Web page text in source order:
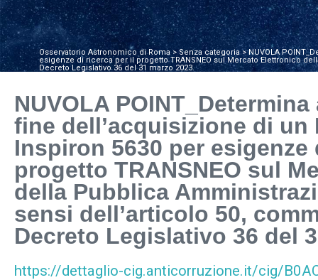
Osservatorio Astronomico di Roma>Senza categoria>NUVOLA
esigenze di ricerca per il progetto TRANSNEO sul Mercato Elettronico
Decreto Legislativo 36 del 31 marzo 2023.
NUVOLA
fine dell’acquisizione di un
Inspiron 5630 per
progetto TRANSNEO sul
della Pubblica
sensi dell’articolo 50,
Decreto Legislativo 36 del
https://dettaglio-cig.anticorruzione.it/cig/